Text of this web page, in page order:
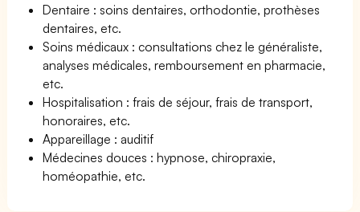
Dentaire : soins dentaires, orthodontie, prothèses
dentaires, etc.
Soins médicaux : consultations chez le généraliste,
analyses médicales, remboursement en pharmacie,
etc.
Hospitalisation : frais de séjour, frais de transport,
honoraires, etc.
Appareillage : auditif
Médecines douces : hypnose, chiropraxie,
homéopathie, etc.